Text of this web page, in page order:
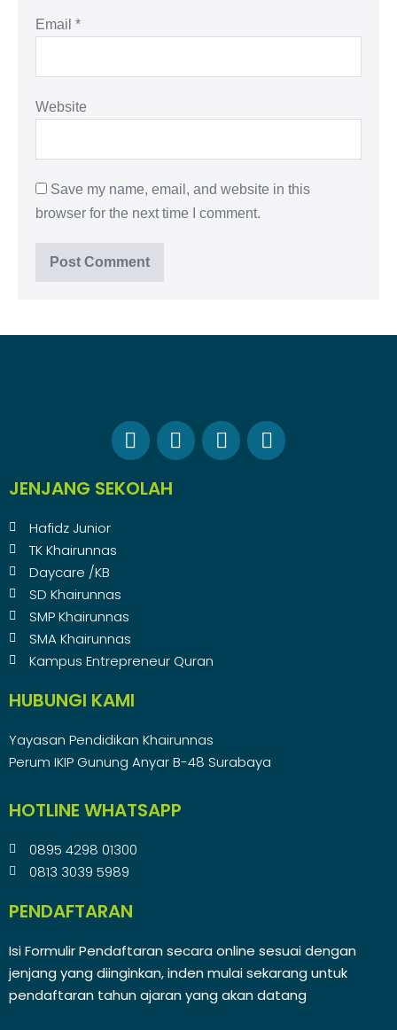
Email *
Website
Save my name, email, and website in this
browser for the next time I comment.
JENJANG SEKOLAH
Hafidz Junior
TK Khairunnas
Daycare /KB
SD Khairunnas
SMP Khairunnas
SMA Khairunnas
Kampus Entrepreneur Quran
HUBUNGI KAMI
Yayasan Pendidikan Khairunnas
Perum IKIP Gunung Anyar B-48 Surabaya
HOTLINE WHATSAPP
0895 4298 01300
0813 3039 5989
PENDAFTARAN
Isi Formulir Pendaftaran secara online sesuai dengan
jenjang yang diinginkan, inden mulai sekarang untuk
pendaftaran tahun ajaran yang akan datang